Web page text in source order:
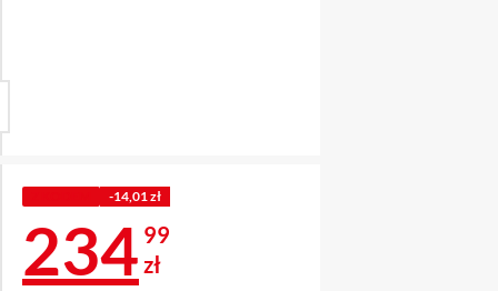
-14,01 zł
Cena 234,99 zł
234 99
zł